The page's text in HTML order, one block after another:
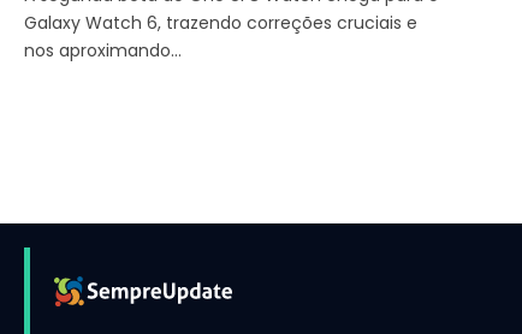
Galaxy Watch 6, trazendo correções cruciais e
nos aproximando…